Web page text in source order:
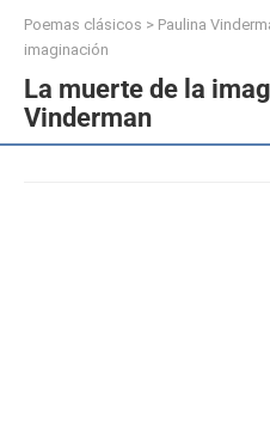
Poemas clásicos > Paulina
imaginación
La muerte de la
Vinderman